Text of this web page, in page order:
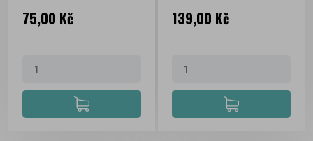
Cena
75,00 Kč Cena
139,00 Kč